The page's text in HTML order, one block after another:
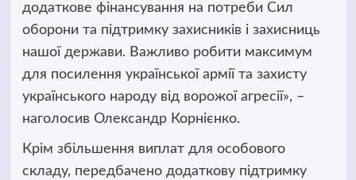
додаткове фінансування на потреби Сил
оборони та підтримку захисників і захисниць
нашої держави. Важливо робити максимум
для посилення української армії та захисту
українського народу від ворожої агресії», –
наголосив Олександр Корнієнко.
Крім збільшення виплат для особового
складу, передбачено додаткову підтримку